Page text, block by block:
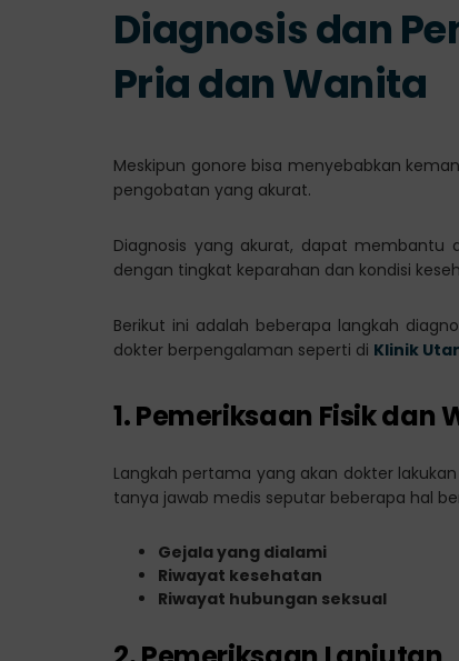
Diagnosis dan
Pria dan Wanita
Meskipun gonore bisa menyebabkan
pengobatan yang akurat.
Diagnosis yang akurat, dapat membantu
dengan tingkat keparahan dan kondisi
Berikut ini adalah beberapa langkah
dokter berpengalaman seperti di Klinik
1. Pemeriksaan Fisik dan
Langkah pertama yang akan dokter
tanya jawab medis seputar beberapa hal
Gejala yang dialami
Riwayat kesehatan
Riwayat hubungan seksual